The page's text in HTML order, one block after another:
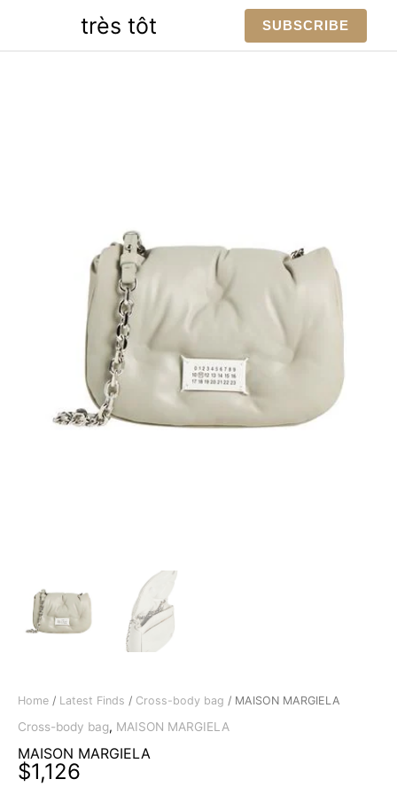
content
très tôt SUBSCRIBE
Home / Latest Finds / Cross-body bag / MAISON MARGIELA
Cross-body bag, MAISON MARGIELA
MAISON MARGIELA
$1,126